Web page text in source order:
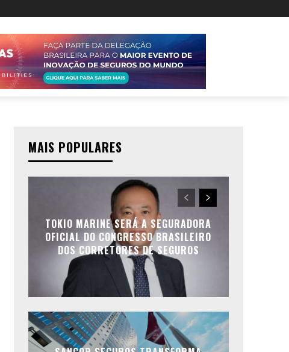
MAIS POPULARES
TOKIO MARINE SERÁ A SEGURADORA
OFICIAL DO CONGRESSO BRASILEIRO
DOS CORRETORES DE SEGUROS